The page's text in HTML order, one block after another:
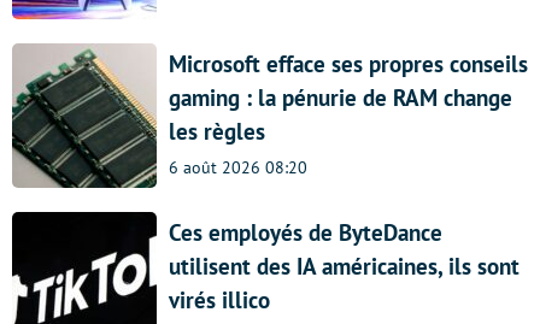
Microsoft efface ses propres conseils
gaming : la pénurie de RAM change
les règles
6 août 2026 08:20
Ces employés de ByteDance
utilisent des IA américaines, ils sont
virés illico